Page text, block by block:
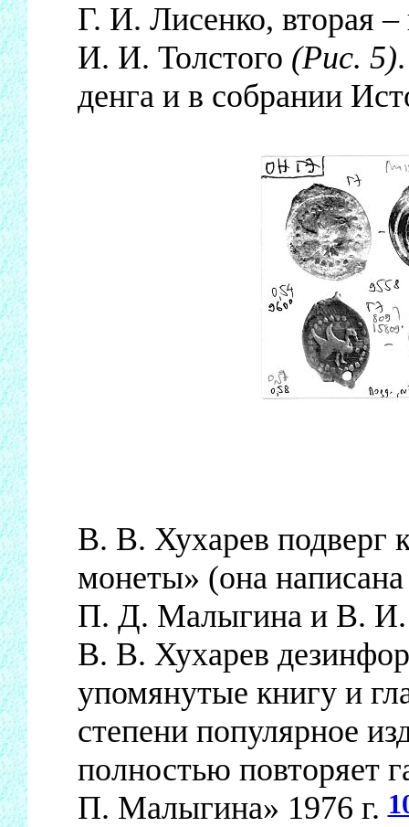
Г. И. Лисенко, вторая –
И. И. Толстого (Рис. 5)
денга и в собрании
В. В. Хухарев подверг
монеты» (она
П. Д. Малыгина и В. И.
В. В. Хухарев
упомянутые книгу и
степени популярное
полностью повторяет
П. Малыгина» 1976 г.